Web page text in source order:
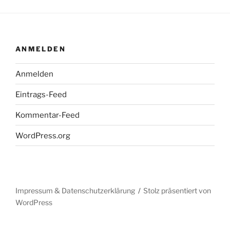
ANMELDEN
Anmelden
Eintrags-Feed
Kommentar-Feed
WordPress.org
Impressum & Datenschutzerklärung
Stolz präsentiert von
WordPress